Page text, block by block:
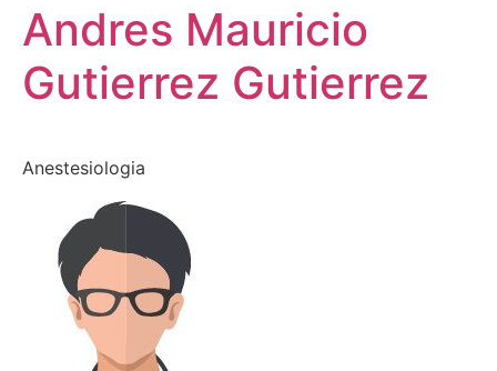
Andres Mauricio
Gutierrez Gutierrez
Anestesiologia